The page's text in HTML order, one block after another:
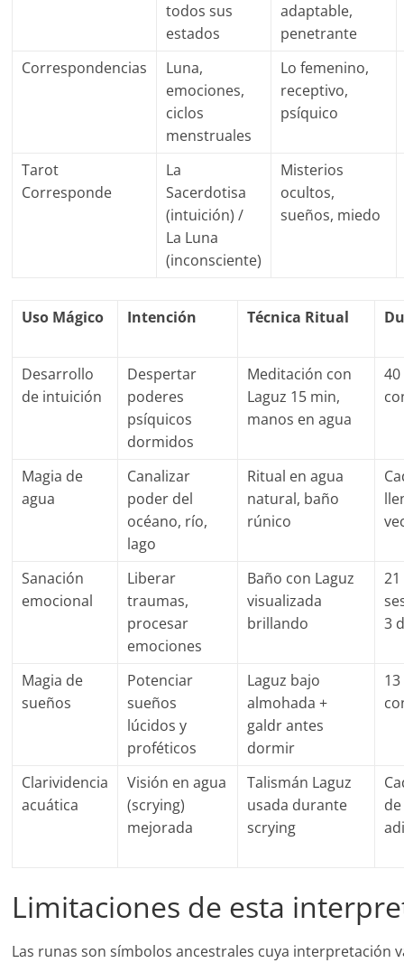
todos sus
estados
adaptable,
penetrante
Correspondencias
Luna,
emociones,
ciclos
menstruales
Lo femenino,
receptivo,
psíquico
Tarot
Corresponde
La
Sacerdotisa
(intuición) /
La Luna
(inconsciente)
Misterios
ocultos,
sueños, miedo
Uso Mágico Intención Técnica Ritual
Desarrollo
de intuición
Despertar
poderes
psíquicos
dormidos
Meditación con
Laguz 15 min,
manos en agua
Magia de
agua
Canalizar
poder del
océano, río,
lago
Ritual en agua
natural, baño
rúnico
Sanación
emocional
Liberar
traumas,
procesar
emociones
Baño con Laguz
visualizada
brillando
3
Magia de
sueños
Potenciar
sueños
lúcidos y
proféticos
Laguz bajo
almohada +
galdr antes
dormir
Clarividencia
acuática
Visión en agua
(scrying)
mejorada
Talismán Laguz
usada durante
scrying
de
Limitaciones de esta
Las runas son símbolos ancestrales cuya interpretación